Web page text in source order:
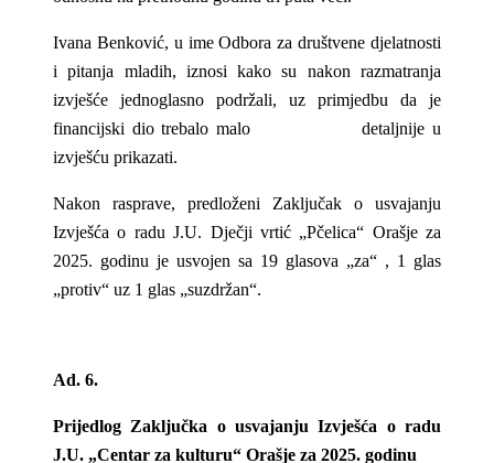
Ivana Benković, u ime Odbora za društvene djelatnosti
i pitanja mladih, iznosi kako su nakon razmatranja
izvješće jednoglasno podržali, uz primjedbu da je
financijski dio trebalo malo detaljnije u
izvješću prikazati.
Nakon rasprave, predloženi Zaključak o usvajanju
Izvješća o radu J.U. Dječji vrtić „Pčelica“ Orašje za
2025. godinu je usvojen sa 19 glasova „za“ , 1 glas
„protiv“ uz 1 glas „suzdržan“.
Ad. 6.
Prijedlog Zaključka o usvajanju Izvješća o radu
J.U. „Centar za kulturu“ Orašje za 2025. godinu